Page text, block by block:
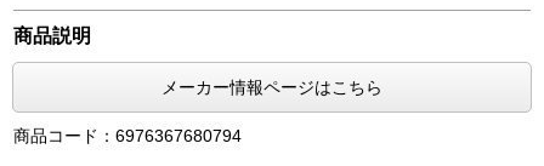
商品説明
メーカー情報ページはこちら
商品コード：6976367680794